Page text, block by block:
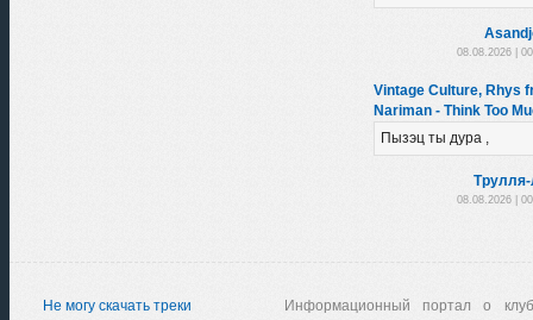
08.08.2026 |
Vintage Culture, Rhys
Nariman - Think Too
Пызэц ты дура ,
08.08.2026 |
Не могу скачать треки
Информационный портал о